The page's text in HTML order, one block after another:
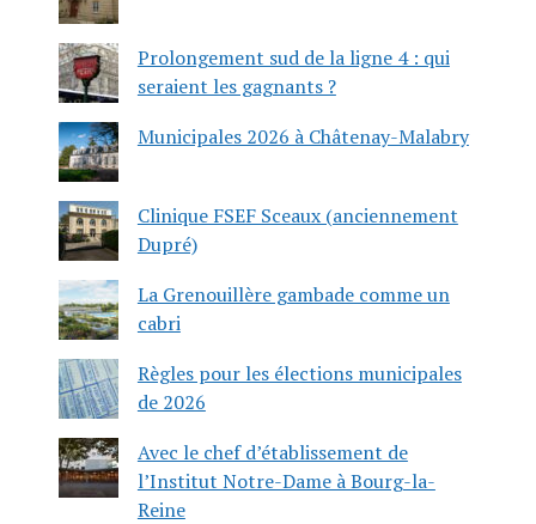
Prolongement sud de la ligne 4 : qui
seraient les gagnants ?
Municipales 2026 à Châtenay-Malabry
Clinique FSEF Sceaux (anciennement
Dupré)
La Grenouillère gambade comme un
cabri
Règles pour les élections municipales
de 2026
Avec le chef d’établissement de
l’Institut Notre-Dame à Bourg-la-
Reine